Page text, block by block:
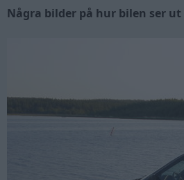
Några bilder på hur bilen ser